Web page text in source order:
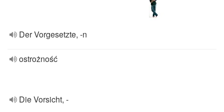
Der Vorgesetzte, -n
ostrożność
Die Vorsicht, -